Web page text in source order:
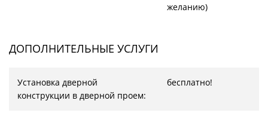
желанию)
ДОПОЛНИТЕЛЬНЫЕ УСЛУГИ
Установка дверной
конструкции в дверной проем:
бесплатно!